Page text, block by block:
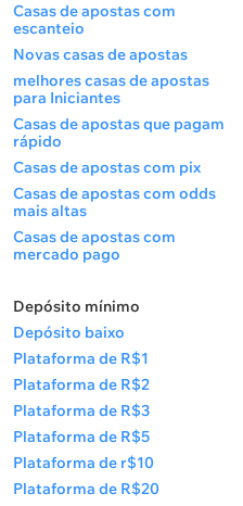
Casas de apostas com
escanteio
Novas casas de apostas
melhores casas de apostas
para Iniciantes
Casas de apostas que pagam
rápido
Casas de apostas com pix
Casas de apostas com odds
mais altas
Casas de apostas com
mercado pago
Depósito mínimo
Depósito baixo
Plataforma de R$1
Plataforma de R$2
Plataforma de R$3
Plataforma de R$5
Plataforma de r$10
Plataforma de R$20